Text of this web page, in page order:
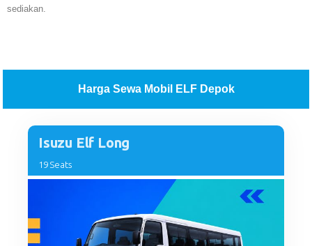
sediakan.
Harga Sewa Mobil ELF Depok
Isuzu Elf Long
19 Seats